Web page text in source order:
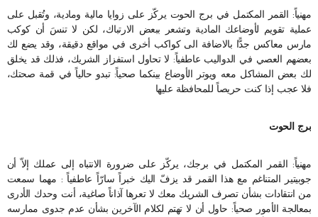
مهنياً: القمر المكتمل في برج الحوت يركّز على زوايا مالية ومادية، وتُقبل على
عملية تقويم لأوضاعك المادية وتشعر ببعض الارتباك، لكن لا تنسَ أن كوكب
مارس معاكس جدًّا بالاضافة الى كواكب أخرى في مواقع دقيقة، وقد يضع لك
بعضهم العصي في الدواليب عاطفياً: لا تحاول استفزاز الشريك، فذلك قد يخلق
لك بعض المشاكل معه ويوتر الأوضاع بينكما صحياً: تبدو حالياً في قمة صحتك،
فلا عجب إذا كنت حريصاً للمحافظة عليها
برج الحوت
مهنياً: القمر المكتمل في برجك، يركّز على ضرورة الانتباه إلى عملك إلاّ أن
جوبيتير المتناغم مع هذا القمر قد يزفّ اليك خبراً سارّاً عاطفياً : مهما سمعت
من انتقادات بشأن تصرف الشريك معك لا تعرها آذاناً صاغية، أنت وحدك الأدرى
بمعالجة الأمور صحياً: حاول أن لا تهتم لكلام الآخرين بشأن عدم جدوى ممارسه